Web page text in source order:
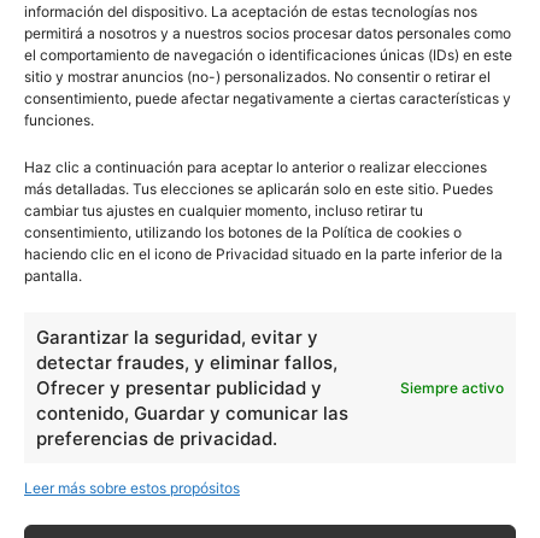
información del dispositivo. La aceptación de estas tecnologías nos
permitirá a nosotros y a nuestros socios procesar datos personales como
el comportamiento de navegación o identificaciones únicas (IDs) en este
sitio y mostrar anuncios (no-) personalizados. No consentir o retirar el
consentimiento, puede afectar negativamente a ciertas características y
funciones.
Haz clic a continuación para aceptar lo anterior o realizar elecciones
más detalladas. Tus elecciones se aplicarán solo en este sitio. Puedes
cambiar tus ajustes en cualquier momento, incluso retirar tu
consentimiento, utilizando los botones de la Política de cookies o
haciendo clic en el icono de Privacidad situado en la parte inferior de la
pantalla.
Garantizar la seguridad, evitar y
detectar fraudes, y eliminar fallos,
Ofrecer y presentar publicidad y
contenido, Guardar y comunicar las
preferencias de privacidad.
Siempre activo
Leer más sobre estos propósitos